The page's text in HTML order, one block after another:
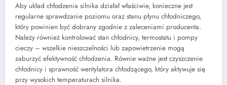
Aby układ chłodzenia silnika działał właściwie, konieczne jest
regularne sprawdzanie poziomu oraz stanu płynu chłodniczego,
który powinien być dobrany zgodnie z zaleceniami producenta.
Należy również kontrolować stan chłodnicy, termostatu i pompy
cieczy – wszelkie nieszczelności lub zapowietrzenie mogą
zaburzyć efektywność chłodzenia. Równie ważne jest czyszczenie
chłodnicy i sprawność wentylatora chłodzącego, który aktywuje się
przy wysokich temperaturach silnika.